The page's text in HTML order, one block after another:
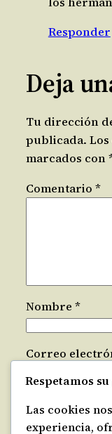
Responder
Deja
Tu dirección
publicada.
marcados con
Comentario *
Nombre *
Correo
Respetamos
Las cookies
experiencia,